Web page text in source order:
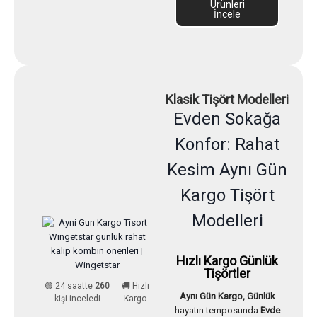
Ürünleri
İncele
🟢 24 saatte 260
kişi inceledi
🚚 Hızlı
Kargo
Klasik Tişört Modelleri
Evden Sokağa
Konfor: Rahat
Kesim Aynı Gün
Kargo Tişört
Modelleri
Aynı Gün Kargo, Günlük
hayatın temposunda Evde
Hızlı Kargo Günlük
Tişörtler